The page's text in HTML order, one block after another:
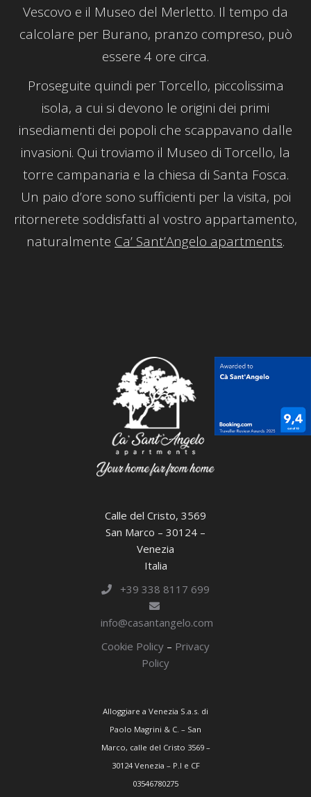
Vescovo e il Museo del Merletto. Il tempo da
calcolare per Burano, pranzo compreso, può
essere 4 ore circa.
Proseguite quindi per Torcello, piccolissima
isola, a cui si devono le origini dei primi
insediamenti dei popoli che scappavano dalle
invasioni. Qui troviamo il Museo di Torcello, la
torre campanaria e la chiesa di Santa Fosca.
Un paio d’ore sono sufficienti per la visita, poi
ritornerete soddisfatti al vostro appartamento,
naturalmente Ca’ Sant’Angelo apartments.
Calle del Cristo, 3569
San Marco – 30124 –
Venezia
Italia
+39 338 8117 699
info@casantangelo.com
Cookie Policy – Privacy
Policy
Alloggiare a Venezia S.a.s. di
Paolo Magrini & C. – San
Marco, calle del Cristo 3569 –
30124 Venezia – P.I e CF
03546780275